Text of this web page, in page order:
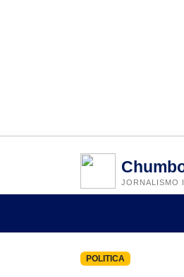
JORNALISMO
POLITICA